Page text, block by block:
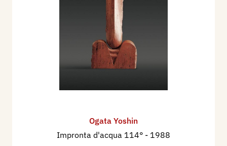
Ogata Yoshin
Impronta d'acqua 114° - 1988